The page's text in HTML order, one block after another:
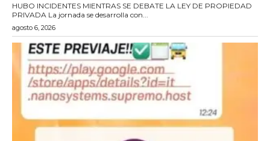
HUBO INCIDENTES MIENTRAS SE DEBATE LA LEY DE PROPIEDAD
PRIVADA La jornada se desarrolla con...
agosto 6, 2026